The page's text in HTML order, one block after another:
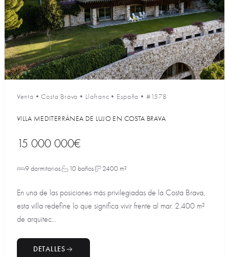
Venta •Costa Brava • Llafranc • España • #1578
VILLA MEDITERRÁNEA DE LUJO EN COSTA BRAVA
15 000 000€
9 dormitorios 10 baños 2400 m²
En una de las posiciones más privilegiadas de la Costa Brava,
esta villa redefine lo que significa vivir frente al mar. 2.400 m²
de arquitec...
DETALLES